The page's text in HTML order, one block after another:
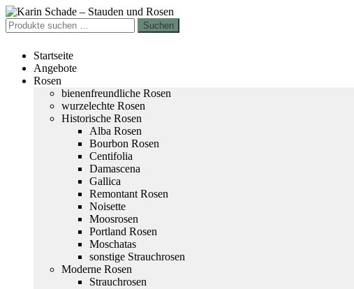
Zur
Navigation
springen
Zum
Inhalt
springen
Suchen
nach:
Suchen
Startseite
Angebote
Rosen
bienenfreundliche Rosen
wurzelechte Rosen
Historische Rosen
Alba Rosen
Bourbon Rosen
Centifolia
Damascena
Gallica
Remontant Rosen
Noisette
Moosrosen
Portland Rosen
Moschatas
sonstige Strauchrosen
Moderne Rosen
Strauchrosen